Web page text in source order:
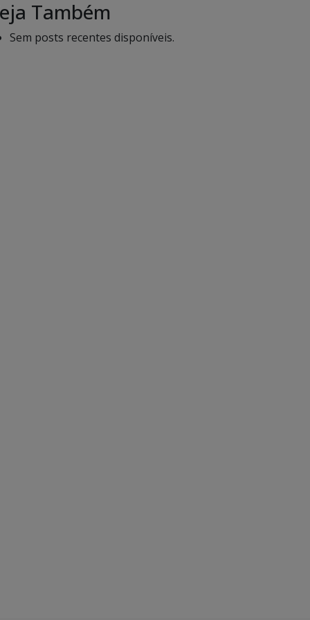
Também
Sem posts recentes disponíveis.